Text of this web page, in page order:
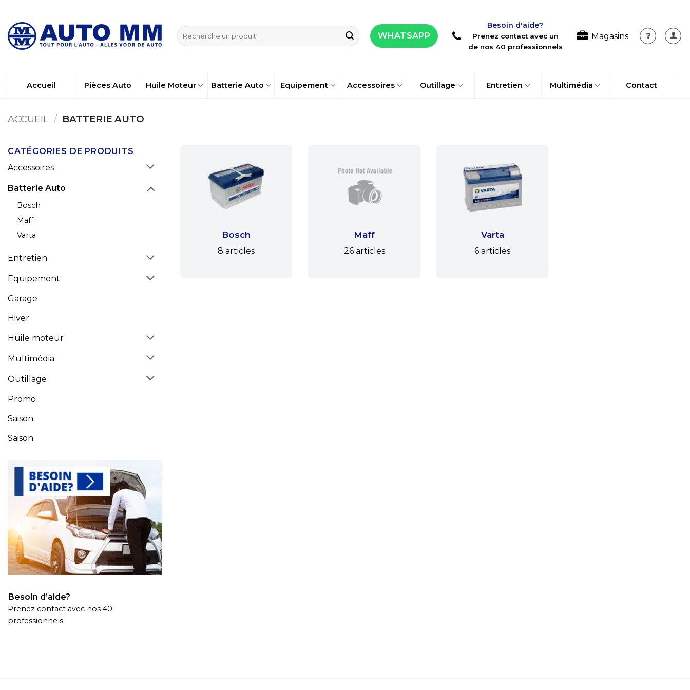
contenu
Recherche
pour :
WHATSAPP
Besoin d'aide?
Prenez contact avec un
de nos 40 professionnels
Magasins
Accueil Pièces Auto Huile Moteur Batterie Auto Equipement Accessoires Outillage Entretien Multimédia Contact
ACCUEIL / BATTERIE AUTO
CATÉGORIES DE PRODUITS
Accessoires
Batterie Auto
Bosch
Maff
Varta
Entretien
Equipement
Garage
Hiver
Huile moteur
Multimédia
Outillage
Promo
Saison
Saison
Besoin d’aide?
Prenez contact avec nos 40
professionnels
Bosch
8 articles
Maff
26 articles
Varta
6 articles